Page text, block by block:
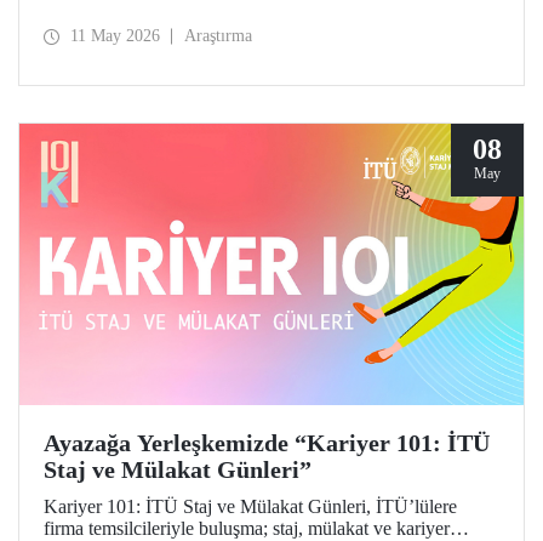
Burs Programı kapsamında desteklenmeye layık görüldü.
11 May 2026 Araştırma
08
May
Ayazağa Yerleşkemizde “Kariyer 101: İTÜ
Staj ve Mülakat Günleri”
Kariyer 101: İTÜ Staj ve Mülakat Günleri, İTÜ’lülere
firma temsilcileriyle buluşma; staj, mülakat ve kariyer